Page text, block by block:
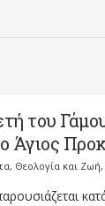
του
Άγιος
, Θεολογία και Ζωή,